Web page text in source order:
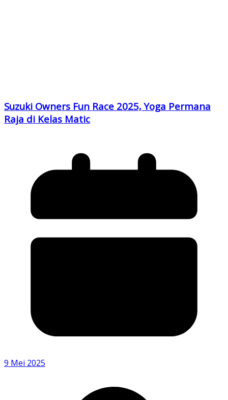
Suzuki Owners Fun Race 2025, Yoga Permana
Raja di Kelas Matic
9 Mei 2025